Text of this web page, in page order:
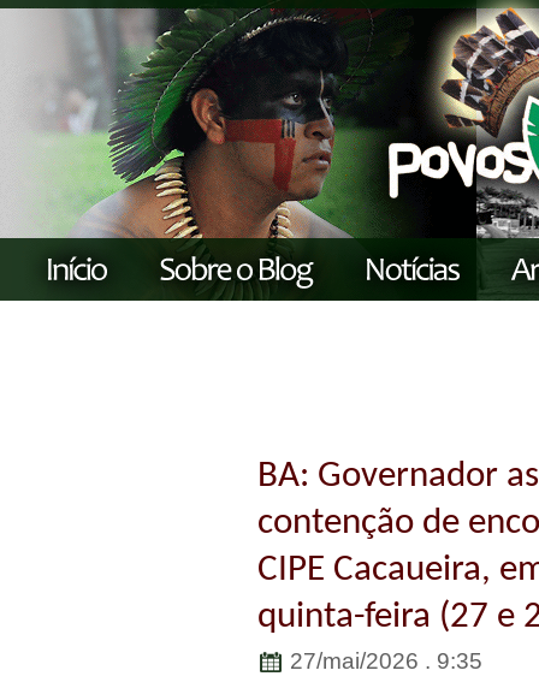
BA: Governador
contenção de
CIPE Cacaueira,
quinta-feira (27 e
27/mai/2026 . 9:35